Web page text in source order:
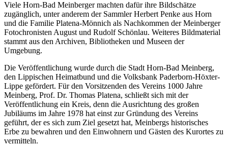
Viele Horn-Bad Meinberger machten dafür ihre Bildschätze
zugänglich, unter anderem der Sammler Herbert Penke aus Horn
und die Familie Platena-Mönnich als Nachkommen der Meinberger
Fotochronisten August und Rudolf Schönlau. Weiteres Bildmaterial
stammt aus den Archiven, Bibliotheken und Museen der
Umgebung.
Die Veröffentlichung wurde durch die Stadt Horn-Bad Meinberg,
den Lippischen Heimatbund und die Volksbank Paderborn-Höxter-
Lippe gefördert. Für den Vorsitzenden des Vereins 1000 Jahre
Meinberg, Prof. Dr. Thomas Platena, schließt sich mit der
Veröffentlichung ein Kreis, denn die Ausrichtung des großen
Jubiläums im Jahre 1978 hat einst zur Gründung des Vereins
geführt, der es sich zum Ziel gesetzt hat, Meinbergs historisches
Erbe zu bewahren und den Einwohnern und Gästen des Kurortes zu
vermitteln.